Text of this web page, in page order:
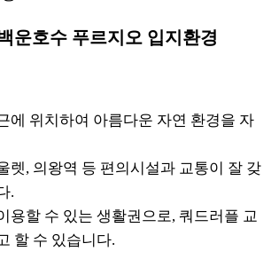
운호수 푸르지오 입지환경
에 위치하여 아름다운 자연 환경을 자
렛, 의왕역 등 편의시설과 교통이 잘 갖
.
용할 수 있는 생활권으로, 쿼드러플 교
할 수 있습니다.